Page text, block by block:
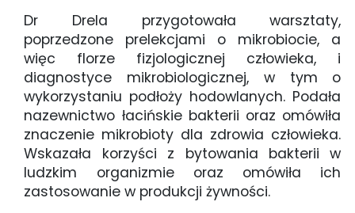
Dr Drela przygotowała warsztaty,
poprzedzone prelekcjami o mikrobiocie, a
więc florze fizjologicznej człowieka, i
diagnostyce mikrobiologicznej, w tym o
wykorzystaniu podłoży hodowlanych. Podała
nazewnictwo łacińskie bakterii oraz omówiła
znaczenie mikrobioty dla zdrowia człowieka.
Wskazała korzyści z bytowania bakterii w
ludzkim organizmie oraz omówiła ich
zastosowanie w produkcji żywności.